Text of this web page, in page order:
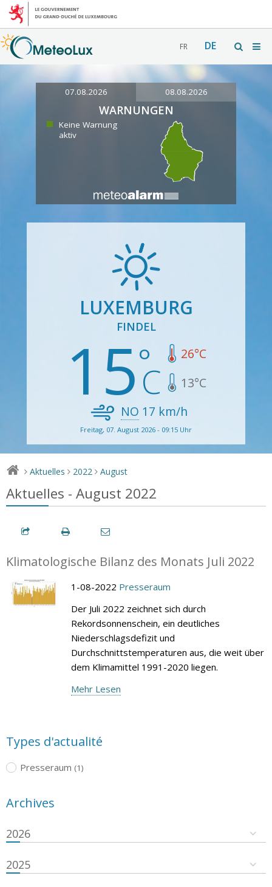
FR DE
07.08.2026 08.08.2026
WARNUNGEN
Keine Warnung
aktiv
LUXEMBURG
FINDEL
15 26°C
13°C
NO 17 km/h
Freitag, 07. August 2026 - 09:15 Uhr
> Aktuelles > 2022 > August
Aktuelles - August 2022
Klimatologische Bilanz des Monats Juli 2022
1-08-2022 Presseraum
Der Juli 2022 zeichnet sich durch
Rekordsonnenschein, ein deutliches
Niederschlagsdefizit und
Durchschnittstemperaturen aus, die weit über
dem Klimamittel 1991-2020 liegen.
Mehr Lesen
Types d'actualité
Presseraum (1)
Archives
2026
2025